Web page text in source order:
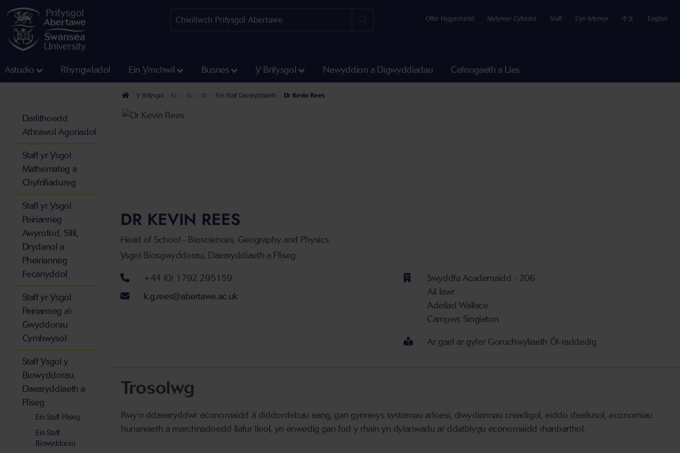
Offer Hygyrchedd Myfyrwyr Cyfredol Staff Cyn-fyfyrwyr 中文 English
Astudio Rhyngwladol Ein Ymchwil Busnes Y Brifysgol Newyddion a Digwyddiadau Cefnogaeth a Lles
Y Brifysgol Staff Staff yn y Gyfadran Gwyddoniaeth a Pheirianneg
Staff Ysgol y Biowyddorau, Daearyddiaeth a Ffiseg
Ein Staff Daearyddiaeth Dr Kevin Rees
DR KEVIN REES
Head of School - Biosciences, Geography and Physics
Ysgol Biosgwyddorau, Daearyddiaeth a Ffiseg
Rhif ffôn
+44 (0) 1792 295159
Cyfeiriad ebost
k.g.rees@abertawe.ac.uk
Swyddfa Academaidd - 206
Ail lawr
Adeilad Wallace
Campws Singleton
Ar gael ar gyfer Goruchwyliaeth Ôl-raddedig
Trosolwg
Rwy'n ddaearyddwr economaidd â diddordebau eang, gan gynnwys systemau arloesi, diwydiannau creadigol, eiddo deallusol, economïau
hunaniaeth a marchnadoedd llafur lleol, yn enwedig gan fod y rhain yn dylanwadu ar ddatblygu economaidd rhanbarthol.
Darlithoedd
Athrawol Agoriadol
Staff yr Ysgol
Mathemateg a
Chyfrifiadureg
Staff yr Ysgol
Peirianneg
Awyrofod, Sifil,
Drydanol a
Pheirianneg
Fecanyddol
Staff yr Ysgol
Peirianneg a’r
Gwyddorau
Cymhwysol
Staff Ysgol y
Biowyddorau,
Daearyddiaeth a
Ffiseg
Ein Staff Ffiseg
Ein Staff
Biowyddorau